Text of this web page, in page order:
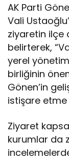
AK Parti
Vali
ziyaretin ilçe
belirterek,
yerel
birliğinin
Gönen’in
istişare etme
Ziyaret
kurumlar da